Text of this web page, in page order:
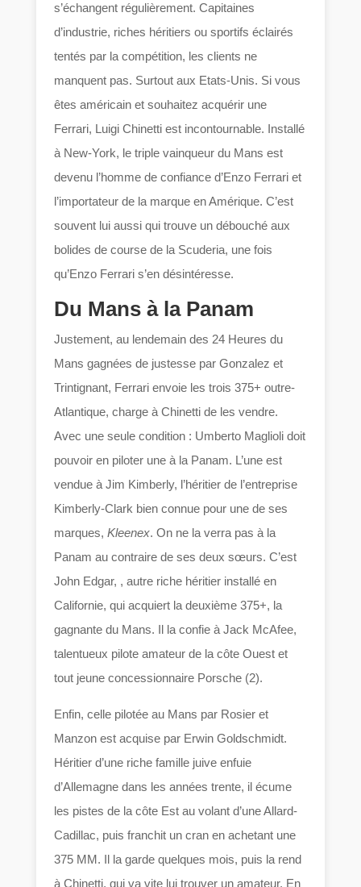
s’échangent régulièrement. Capitaines
d’industrie, riches héritiers ou sportifs éclairés
tentés par la compétition, les clients ne
manquent pas. Surtout aux Etats-Unis. Si vous
êtes américain et souhaitez acquérir une
Ferrari, Luigi Chinetti est incontournable. Installé
à New-York, le triple vainqueur du Mans est
devenu l’homme de confiance d’Enzo Ferrari et
l’importateur de la marque en Amérique. C’est
souvent lui aussi qui trouve un débouché aux
bolides de course de la Scuderia, une fois
qu’Enzo Ferrari s’en désintéresse.
Du Mans à la Panam
Justement, au lendemain des 24 Heures du
Mans gagnées de justesse par Gonzalez et
Trintignant, Ferrari envoie les trois 375+ outre-
Atlantique, charge à Chinetti de les vendre.
Avec une seule condition : Umberto Maglioli doit
pouvoir en piloter une à la Panam. L’une est
vendue à Jim Kimberly, l’héritier de l’entreprise
Kimberly-Clark bien connue pour une de ses
marques,Kleenex. On ne la verra pas à la
Panam au contraire de ses deux sœurs. C’est
John Edgar, , autre riche héritier installé en
Californie, qui acquiert la deuxième 375+, la
gagnante du Mans. Il la confie à Jack McAfee,
talentueux pilote amateur de la côte Ouest et
tout jeune concessionnaire Porsche (2).
Enfin, celle pilotée au Mans par Rosier et
Manzon est acquise par Erwin Goldschmidt.
Héritier d’une riche famille juive enfuie
d’Allemagne dans les années trente, il écume
les pistes de la côte Est au volant d’une Allard-
Cadillac, puis franchit un cran en achetant une
375 MM. Il la garde quelques mois, puis la rend
à Chinetti, qui va vite lui trouver un amateur. En